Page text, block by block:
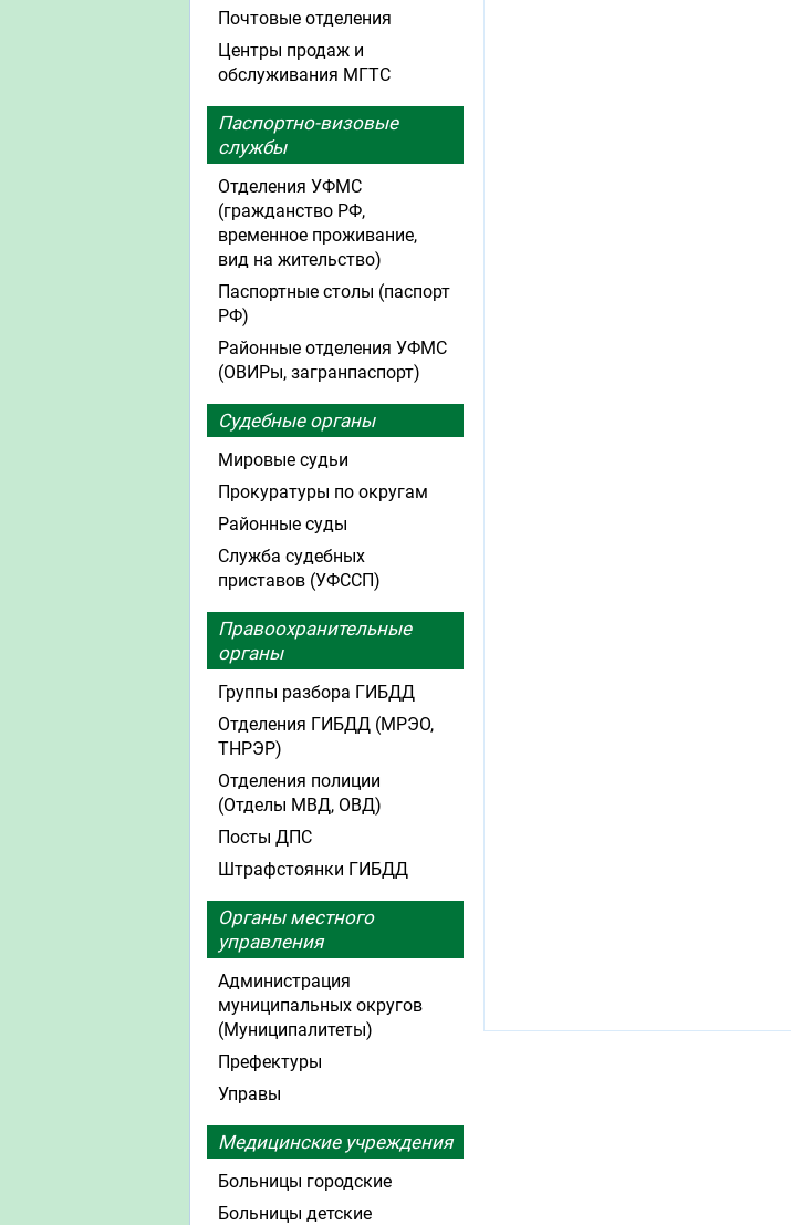
Почтовые отделения
Центры продаж и
обслуживания МГТС
Паспортно-визовые
службы
Отделения УФМС
(гражданство РФ,
временное проживание,
вид на жительство)
Паспортные столы (паспорт
РФ)
Районные отделения УФМС
(ОВИРы, загранпаспорт)
Судебные органы
Мировые судьи
Прокуратуры по округам
Районные суды
Служба судебных
приставов (УФССП)
Правоохранительные
органы
Группы разбора ГИБДД
Отделения ГИБДД (МРЭО,
ТНРЭР)
Отделения полиции
(Отделы МВД, ОВД)
Посты ДПС
Штрафстоянки ГИБДД
Органы местного
управления
Администрация
муниципальных округов
(Муниципалитеты)
Префектуры
Управы
Медицинские учреждения
Больницы городские
Больницы детские